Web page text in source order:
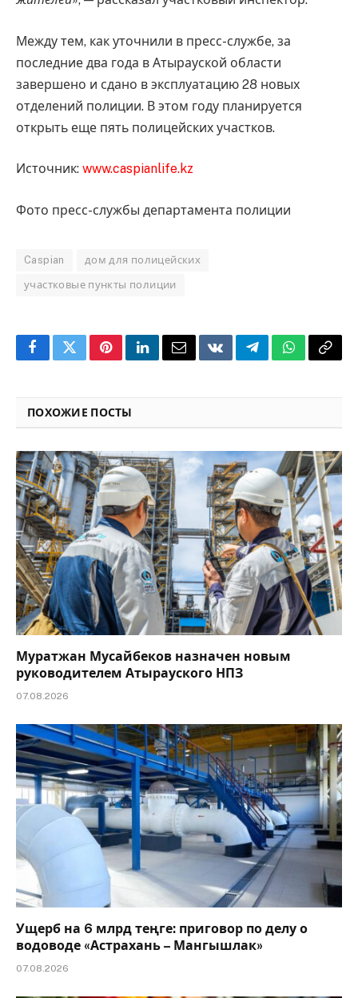
Между тем, как уточнили в пресс-службе, за
последние два года в Атырауской области
завершено и сдано в эксплуатацию 28 новых
отделений полиции. В этом году планируется
открыть еще пять полицейских участков.
Источник: www.caspianlife.kz
Фото пресс-службы департамента полиции
Caspian дом для полицейских
участковые пункты полиции
FacebookTwitterPinterestLinkedInEmailVKontakteTelegramWhatsApp
Copy
ПОХОЖИЕ ПОСТЫ
Муратжан Мусайбеков назначен новым
руководителем Атырауского НПЗ
07.08.2026
Ущерб на 6 млрд теңге: приговор по делу о
водоводе «Астрахань – Мангышлак»
07.08.2026